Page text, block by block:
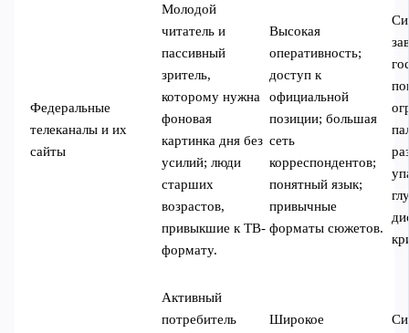
Федеральные
телеканалы и их
сайты
Молодой
читатель и
пассивный
зритель,
которому нужна
фоновая
картинка дня без
усилий; люди
старших
возрастов,
привыкшие к ТВ-
формату.
Высокая
оперативность;
доступ к
официальной
позиции; большая
сеть
корреспондентов;
понятный язык;
привычные
форматы сюжетов.
Активный
потребитель
Широкое